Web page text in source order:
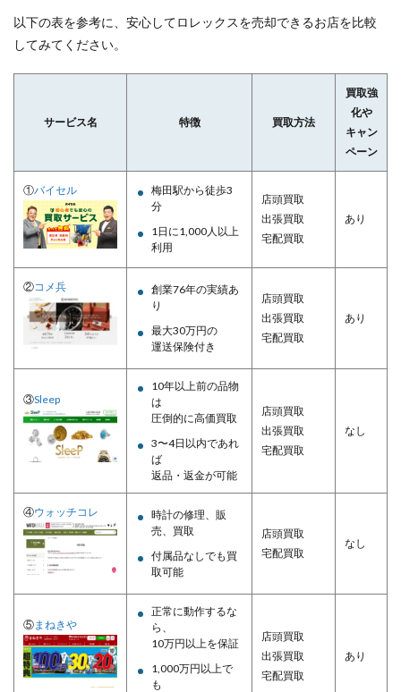
以下の表を参考に、安心してロレックスを売却できるお店を比較
してみてください。
サービス名 特徴 買取方法
買取強
化や
キャン
ペーン
①バイセル
梅田駅から徒歩3
分
1日に1,000人以上
利用
店頭買取
出張買取
宅配買取
あり
②コメ兵
創業76年の実績あ
り
最大30万円の
運送保険付き
店頭買取
出張買取
宅配買取
あり
③Sleep
10年以上前の品物
は
圧倒的に高価買取
3〜4日以内であれ
ば
返品・返金が可能
店頭買取
出張買取
宅配買取
なし
④ウォッチコレ
時計の修理、販
売、買取
付属品なしでも買
取可能
店頭買取
宅配買取
なし
⑤まねきや
正常に動作するな
ら、
10万円以上を保証
1,000万円以上で
も
店頭買取
出張買取
宅配買取
あり